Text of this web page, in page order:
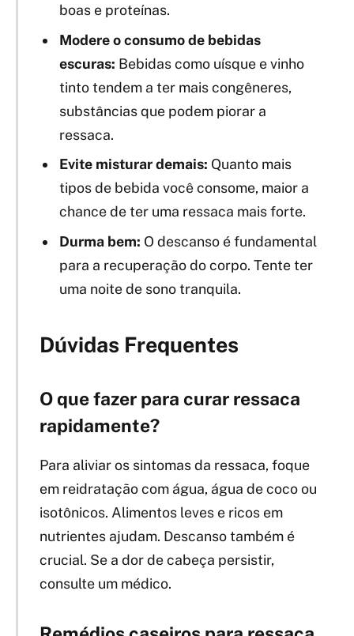
boas e proteínas.
Modere o consumo de bebidas
escuras: Bebidas como uísque e vinho
tinto tendem a ter mais congêneres,
substâncias que podem piorar a
ressaca.
Evite misturar demais: Quanto mais
tipos de bebida você consome, maior a
chance de ter uma ressaca mais forte.
Durma bem: O descanso é fundamental
para a recuperação do corpo. Tente ter
uma noite de sono tranquila.
Dúvidas Frequentes
O que fazer para curar ressaca
rapidamente?
Para aliviar os sintomas da ressaca, foque
em reidratação com água, água de coco ou
isotônicos. Alimentos leves e ricos em
nutrientes ajudam. Descanso também é
crucial. Se a dor de cabeça persistir,
consulte um médico.